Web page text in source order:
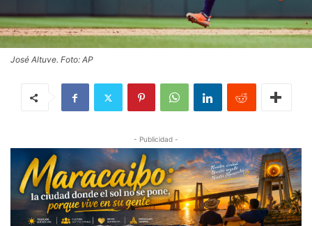
José Altuve. Foto: AP
- Publicidad -